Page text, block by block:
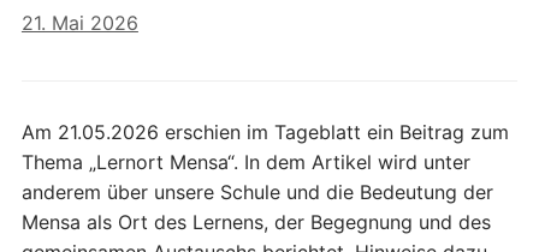
21. Mai 2026
Am 21.05.2026 erschien im Tageblatt ein Beitrag zum
Thema „Lernort Mensa“. In dem Artikel wird unter
anderem über unsere Schule und die Bedeutung der
Mensa als Ort des Lernens, der Begegnung und des